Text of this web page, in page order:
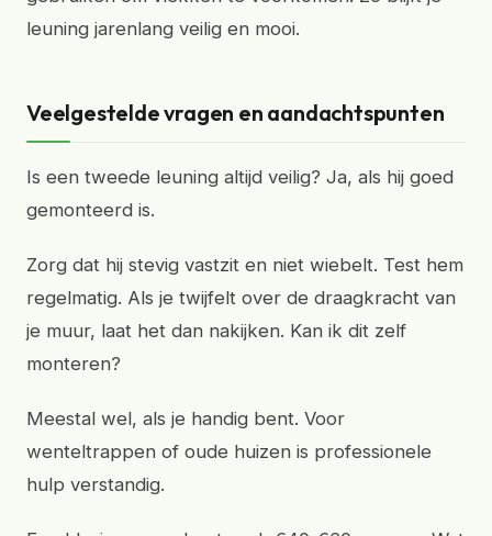
leuning jarenlang veilig en mooi.
Veelgestelde vragen en aandachtspunten
Is een tweede leuning altijd veilig? Ja, als hij goed
gemonteerd is.
Zorg dat hij stevig vastzit en niet wiebelt. Test hem
regelmatig. Als je twijfelt over de draagkracht van
je muur, laat het dan nakijken. Kan ik dit zelf
monteren?
Meestal wel, als je handig bent. Voor
wenteltrappen of oude huizen is professionele
hulp verstandig.